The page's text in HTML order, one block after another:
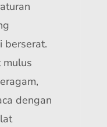
berserat.
mulus
dengan